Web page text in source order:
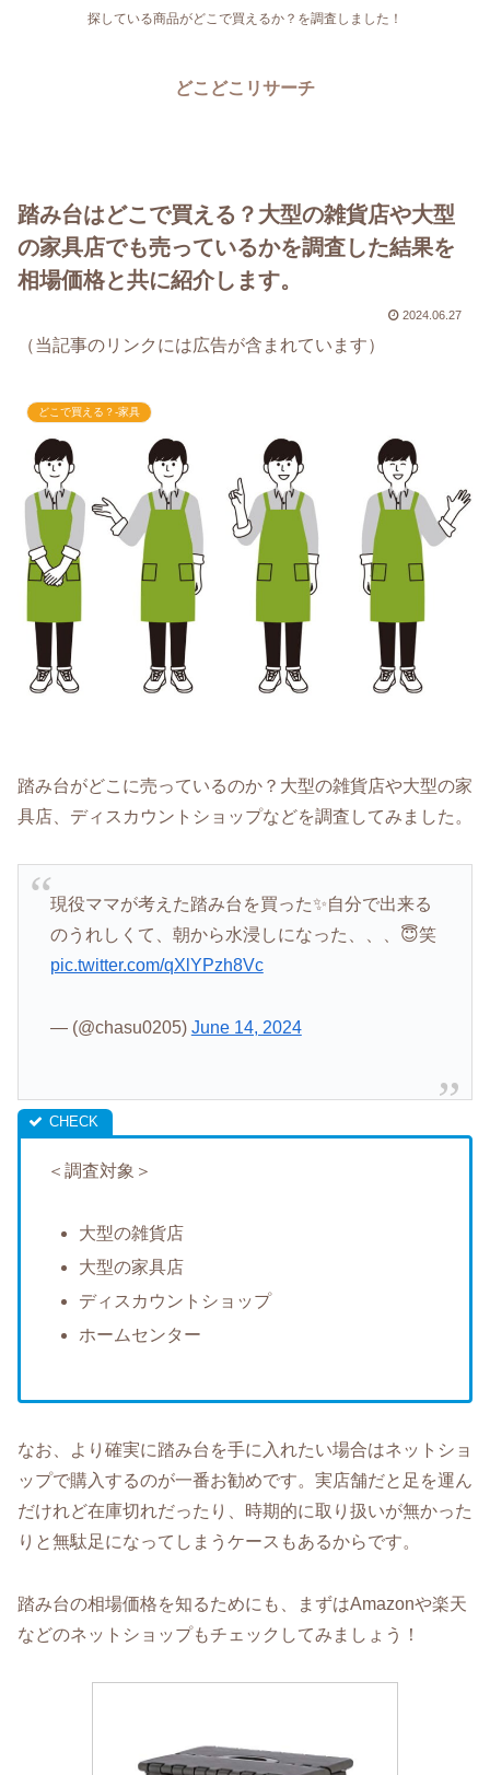
探している商品がどこで買えるか？を調査しました！
どこどこリサーチ
踏み台はどこで買える？大型の雑貨店や大型
の家具店でも売っているかを調査した結果を
相場価格と共に紹介します。
2024.06.27
（当記事のリンクには広告が含まれています）
どこで買える？-家具
踏み台がどこに売っているのか？大型の雑貨店や大型の家
具店、ディスカウントショップなどを調査してみました。
現役ママが考えた踏み台を買った✨️自分で出来る
のうれしくて、朝から水浸しになった、、、😇笑
pic.twitter.com/qXlYPzh8Vc
— (@chasu0205) June 14, 2024
＜調査対象＞
大型の雑貨店
大型の家具店
ディスカウントショップ
ホームセンター
なお、より確実に踏み台を手に入れたい場合はネットショ
ップで購入するのが一番お勧めです。実店舗だと足を運ん
だけれど在庫切れだったり、時期的に取り扱いが無かった
りと無駄足になってしまうケースもあるからです。
踏み台の相場価格を知るためにも、まずはAmazonや楽天
などのネットショップもチェックしてみましょう！